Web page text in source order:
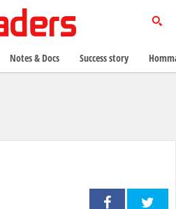
Notes & Docs Success story